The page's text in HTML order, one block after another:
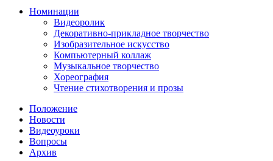
Номинации
Видеоролик
Декоративно-прикладное творчество
Изобразительное искусство
Компьютерный коллаж
Музыкальное творчество
Хореография
Чтение стихотворения и прозы
Положение
Новости
Видеоуроки
Вопросы
Архив